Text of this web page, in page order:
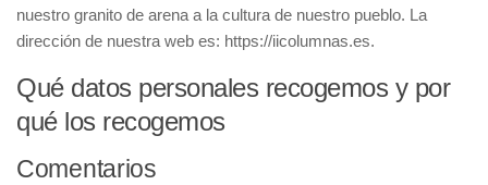
nuestro granito de arena a la cultura de nuestro pueblo. La
dirección de nuestra web es: https://iicolumnas.es.
Qué datos personales recogemos y por
qué los recogemos
Comentarios